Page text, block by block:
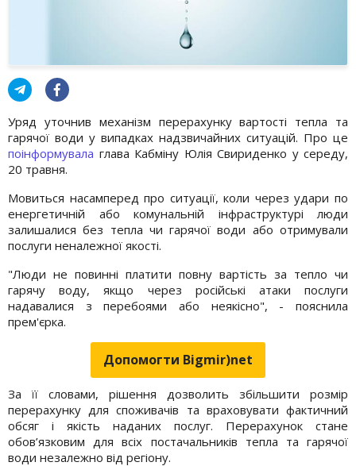
Уряд уточнив механізм перерахунку вартості тепла та
гарячої води у випадках надзвичайних ситуацій. Про це
поінформувала глава Кабміну Юлія Свириденко у середу,
20 травня.
Мовиться насамперед про ситуації, коли через удари по
енергетичній або комунальній інфраструктурі люди
залишалися без тепла чи гарячої води або отримували
послуги неналежної якості.
"Люди не повинні платити повну вартість за тепло чи
гарячу воду, якщо через російські атаки послуги
надавалися з перебоями або неякісно", - пояснила
прем'єрка.
Допомогти Bigmir)net
За її словами, рішення дозволить збільшити розмір
перерахунку для споживачів та враховувати фактичний
обсяг і якість наданих послуг. Перерахунок стане
обов’язковим для всіх постачальників тепла та гарячої
води незалежно від регіону.